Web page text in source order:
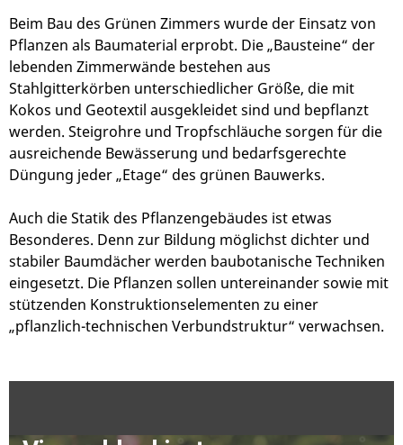
Beim Bau des Grünen Zimmers wurde der Einsatz von
Pflanzen als Baumaterial erprobt. Die „Bausteine“ der
lebenden Zimmerwände bestehen aus
Stahlgitterkörben unterschiedlicher Größe, die mit
Kokos und Geotextil ausgekleidet sind und bepflanzt
werden. Steigrohre und Tropfschläuche sorgen für die
ausreichende Bewässerung und bedarfsgerechte
Düngung jeder „Etage“ des grünen Bauwerks.
Auch die Statik des Pflanzengebäudes ist etwas
Besonderes. Denn zur Bildung möglichst dichter und
stabiler Baumdächer werden baubotanische Techniken
eingesetzt. Die Pflanzen sollen untereinander sowie mit
stützenden Konstruktionselementen zu einer
„pflanzlich-technischen Verbundstruktur“ verwachsen.